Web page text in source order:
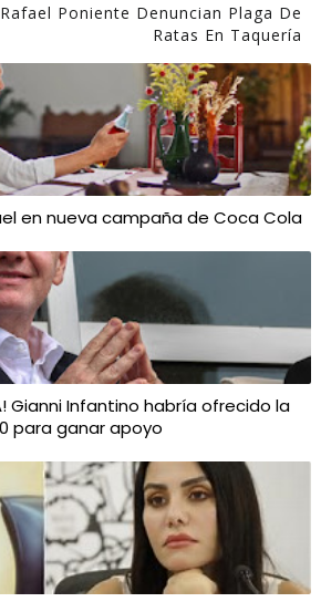
Poniente Denuncian Plaga De
Ratas En Taquería
en nueva campaña de Coca Cola
Gianni Infantino habría ofrecido la
para ganar apoyo